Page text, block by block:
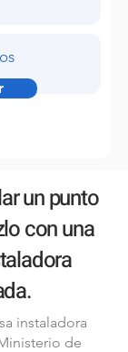
un punto
con una
instaladora
de